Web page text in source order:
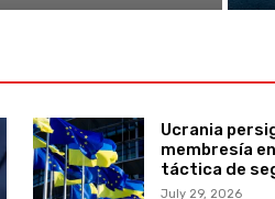
Ucrania
membresía
táctica de
July 29, 2026